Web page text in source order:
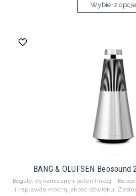
Wybierz opcje
BANG & OLUFSEN
Bogaty, dynamiczny i pełen finezji
i naprawdę mocną jakość dźwięku.